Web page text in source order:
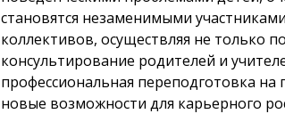
становятся незаменимыми
коллективов, осуществляя не только
консультирование родителей и
профессиональная переподготовка на
новые возможности для карьерного